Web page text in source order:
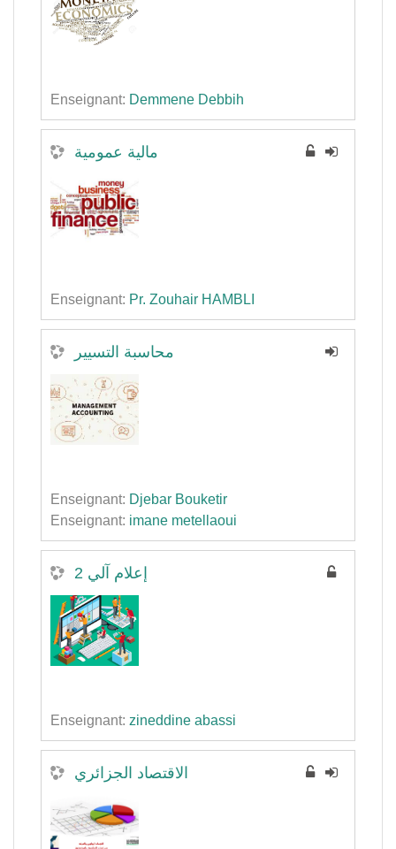
Enseignant: Demmene Debbih
مالية عمومية
Enseignant: Pr. Zouhair HAMBLI
محاسبة التسيير
Enseignant: Djebar Bouketir
Enseignant: imane metellaoui
إعلام آلي 2
Enseignant: zineddine abassi
الاقتصاد الجزائري